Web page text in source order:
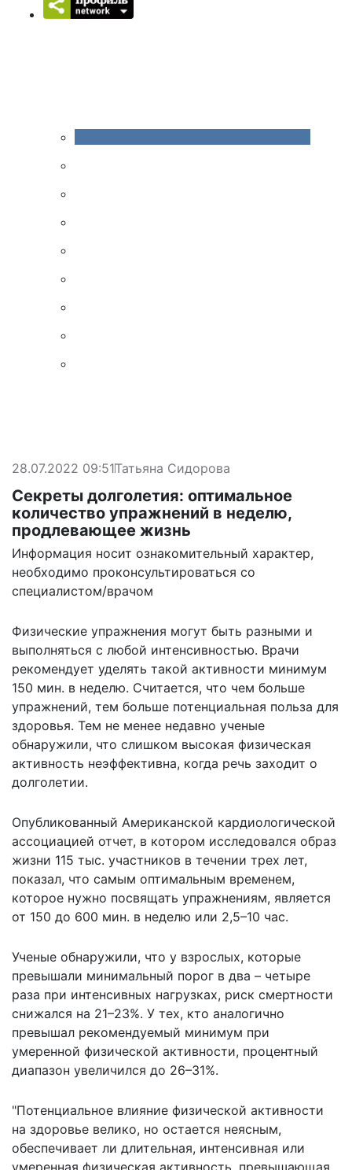
28.07.2022 09:51Татьяна Сидорова
Секреты долголетия: оптимальное
количество упражнений в неделю,
продлевающее жизнь
Информация носит ознакомительный характер,
необходимо проконсультироваться со
специалистом/врачом
Физические упражнения могут быть разными и
выполняться с любой интенсивностью. Врачи
рекомендует уделять такой активности минимум
150 мин. в неделю. Считается, что чем больше
упражнений, тем больше потенциальная польза для
здоровья. Тем не менее недавно ученые
обнаружили, что слишком высокая физическая
активность неэффективна, когда речь заходит о
долголетии.
Опубликованный Американской кардиологической
ассоциацией отчет, в котором исследовался образ
жизни 115 тыс. участников в течении трех лет,
показал, что самым оптимальным временем,
которое нужно посвящать упражнениям, является
от 150 до 600 мин. в неделю или 2,5–10 час.
Ученые обнаружили, что у взрослых, которые
превышали минимальный порог в два – четыре
раза при интенсивных нагрузках, риск смертности
снижался на 21–23%. У тех, кто аналогично
превышал рекомендуемый минимум при
умеренной физической активности, процентный
диапазон увеличился до 26–31%.
"Потенциальное влияние физической активности
на здоровье велико, но остается неясным,
обеспечивает ли длительная, интенсивная или
умеренная физическая активность, превышающая